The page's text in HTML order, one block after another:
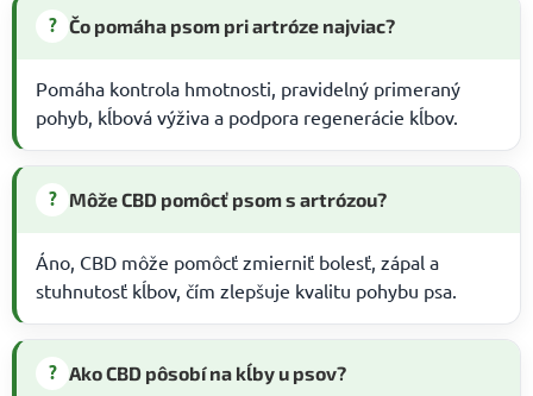
? Čo pomáha psom pri artróze najviac?
Pomáha kontrola hmotnosti, pravidelný primeraný
pohyb, kĺbová výživa a podpora regenerácie kĺbov.
? Môže CBD pomôcť psom s artrózou?
Áno, CBD môže pomôcť zmierniť bolesť, zápal a
stuhnutosť kĺbov, čím zlepšuje kvalitu pohybu psa.
? Ako CBD pôsobí na kĺby u psov?